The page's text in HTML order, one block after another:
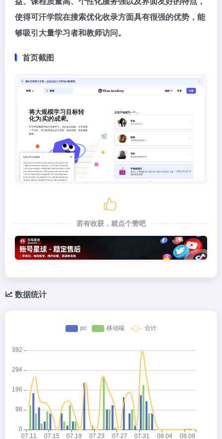
使得可汗学院在搜索优化收录方面具有很强的优势，能
够吸引大量学习者和教师访问。
首页截图
若有收获，就点个赞吧
数据统计